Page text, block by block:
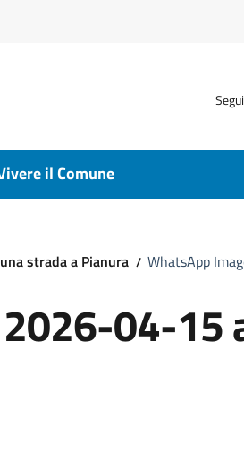
il Comune
strada a Pianura WhatsApp
04-15